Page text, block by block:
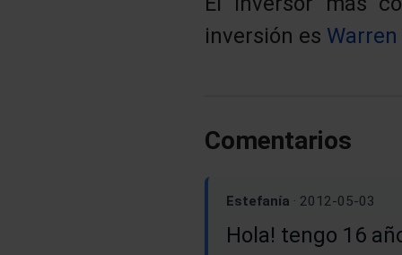
inversión es
Comentarios
Estefanía · 2012-05-03
Hola! tengo 16